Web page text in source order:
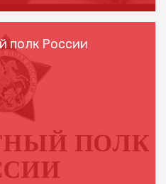
полк России